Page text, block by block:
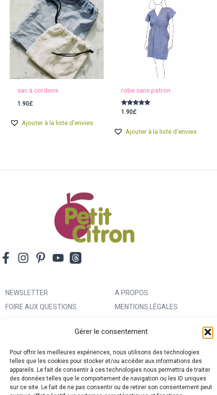
Gérer le consentement
Pour offrir les meilleures expériences, nous utilisons des technologies
telles que les cookies pour stocker et/ou accéder aux informations des
appareils. Le fait de consentir à ces technologies nous permettra de traiter
des données telles que le comportement de navigation ou les ID uniques
sur ce site. Le fait de ne pas consentir ou de retirer son consentement peut
sac à cordons
1.90£
Ajouter à la liste d'envies
robe sans patron
Note
1.90£
Ajouter à la liste d'envies
NEWSLETTER
FOIRE AUX QUESTIONS
MA BOUTIQUE CREATIVE FABRICA
A PROPOS
MENTIONS LÉGALES
ANNONCEURS
CONDITIONS GÉNÉRALES
D’UTILISATION
POLITIQUE DE CONFIDENTIALITÉ
ET PROTECTION DES DONNÉES